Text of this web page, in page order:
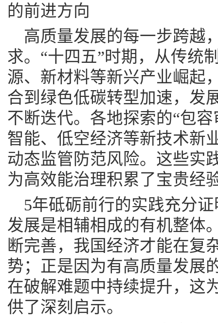
的前进方向
高质量发展的每一步跨越
求。“十四五”时期，从传统
源、新材料等新兴产业崛起
合到绿色低碳转型加速，发
不断迭代。各地探索的“包
智能、低空经济等新技术新
动态监管防范风险。这些实
为高效能治理积累了宝贵经
5年砥砺前行的实践充分
发展是相辅相成的有机整体
断完善，我国经济才能在复
势；正是因为有高质量发展
在破解难题中持续提升，这
供了深刻启示。